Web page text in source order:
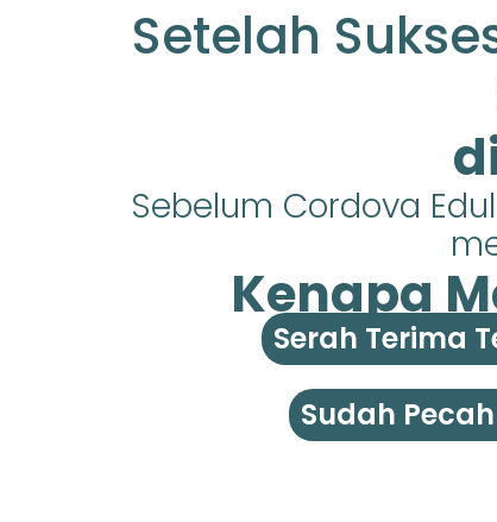
Setelah
Sebelum Cordova
Kenapa
Serah Terima
Sudah